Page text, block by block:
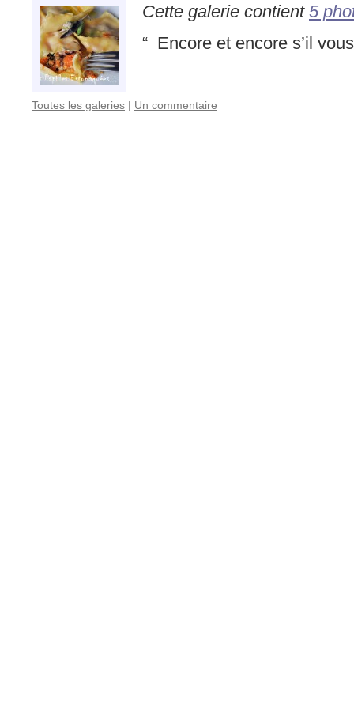
Cette galerie contient 5
“ Encore et encore s’il
Toutes les galeries | Un commentaire